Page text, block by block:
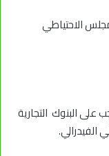
الاحتياطي
البنوك التجارية
الفيدرالي.